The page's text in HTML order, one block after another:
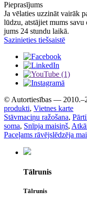
Pieprasījums
Ja vēlaties uzzināt vairāk
lūdzu, atstājiet mums savu
jums 24 stundu laikā.
Sazinieties tiešsaistē
© Autortiesības —
produkti, Vietnes karte
Stāvmaciņu ražošana,
soma, Snīpja maisiņš,
Paceļams rāvējslēdzēja
Tālrunis
Tālrunis